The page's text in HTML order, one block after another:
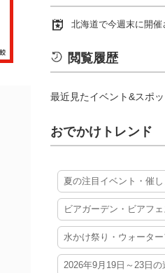
北海道で今週末に開
閲覧履歴
最近見たイベント&スポ
おでかけトレンド
夏の注目イベント・催
ビアガーデン・ビアフェ
水かけ祭り・ウォーター
2026年9月19日～23日の